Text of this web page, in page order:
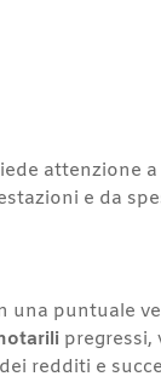
attenzione
e da
una puntuale
pregressi,
redditi e